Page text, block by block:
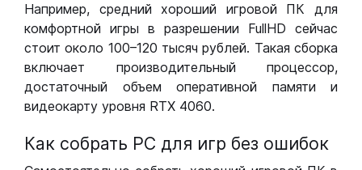
Например, средний хороший игровой ПК для
комфортной игры в разрешении FullHD сейчас
стоит около 100–120 тысяч рублей. Такая сборка
включает производительный процессор,
достаточный объем оперативной памяти и
видеокарту уровня RTX 4060.
Как собрать РС для игр без ошибок